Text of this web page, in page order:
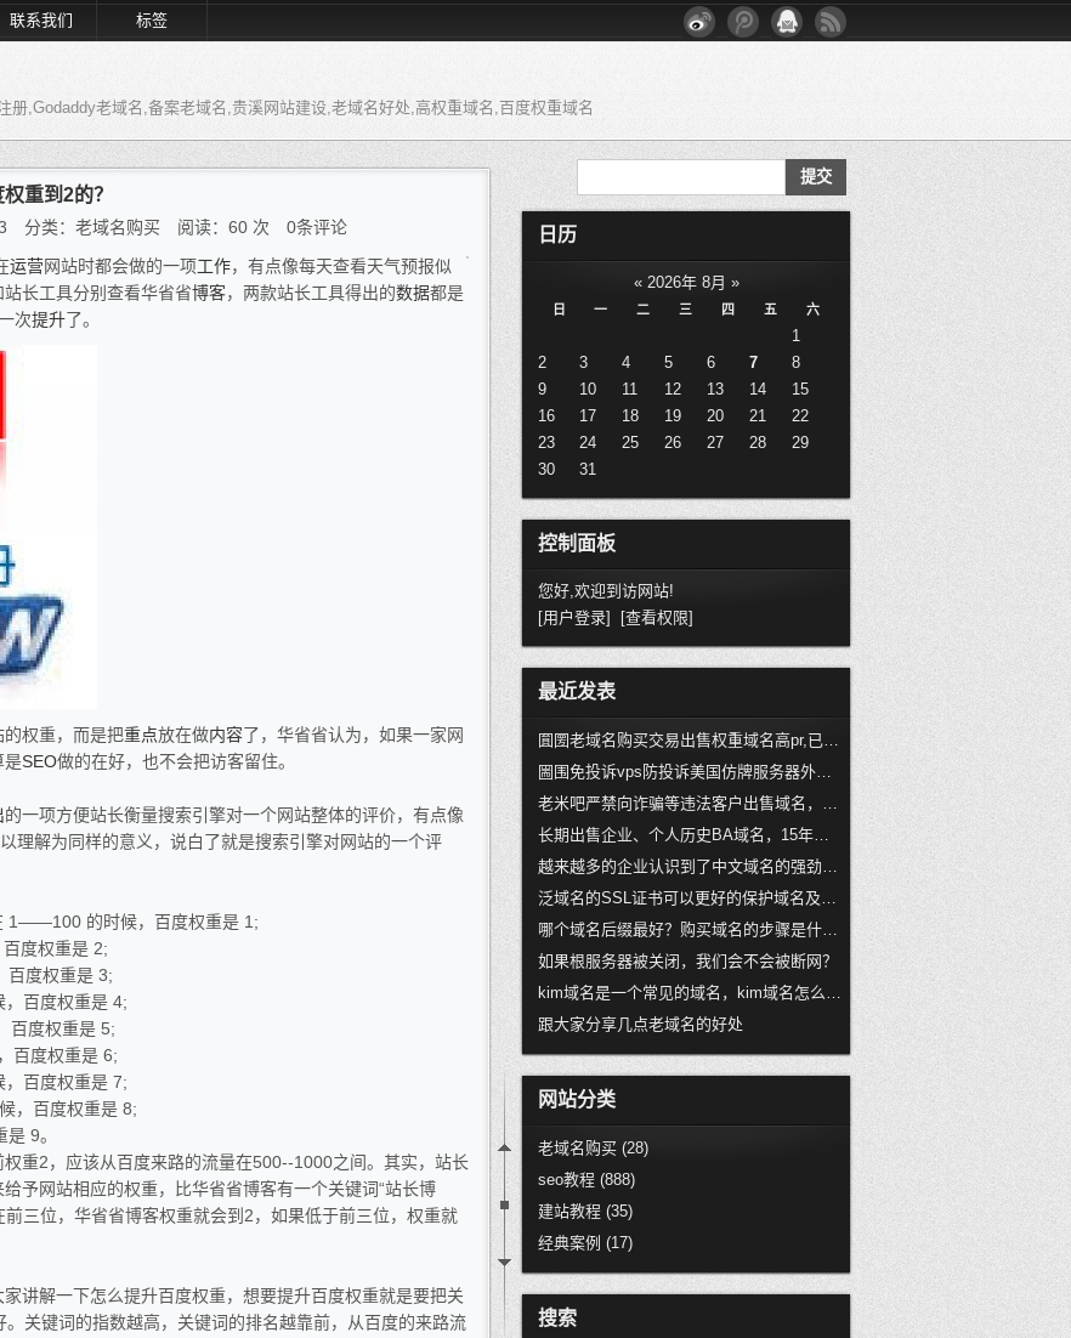
联系我们 标签
册,Godaddy老域名,备案老域名,贵溪网站建设,老域名好处,高权重域名,百度权重域名
重到2的？
分类：老域名购买 阅读： 60 次 0条评论
运营网站时都会做的一项工作，有点像每天查看天气预报似
长工具分别查看华省省博客，两款站长工具得出的数据都是
次提升了。
的权重，而是把重点放在做内容了，华省省认为，如果一家网
是SEO做的在好，也不会把访客留住。
的一项方便站长衡量搜索引擎对一个网站整体的评价，有点像
理解为同样的意义，说白了就是搜索引擎对网站的一个评
的时候，百度权重是 1;
度权重是 2;
度权重是 3;
百度权重是 4;
度权重是 5;
度权重是 6;
百度权重是 7;
百度权重是 8;
9。
2，应该从百度来路的流量在500--1000之间。其实，站长
予网站相应的权重，比华省省博客有一个关键词“站长博
前三位，华省省博客权重就会到2，如果低于前三位，权重就
解一下怎么提升百度权重，想要提升百度权重就是要把关
关键词的指数越高，关键词的排名越靠前，从百度的来路流
日历
« 2026年 8月 »
日 一 二 三 四 五 六
1
2
3 4 5 6 7
8
9
10 11 12 13 14
15
16
17 18 19 20 21
22
23
24 25 26 27 28
29
30
31
控制面板
您好,欢迎到访网站!
[用户登录]
[查看权限]
最近发表
圎圐老域名购买交易出售权重域名高pr,已备案域名,百度域名,百度搜狗收录域名,外链反链域名
圌围免投诉vps防投诉美国仿牌服务器外贸仿牌vps推荐仿牌空间主机,国外欧洲荷兰抗投诉服务器主机空间
老米吧严禁向诈骗等违法客户出售域名，国内在严打诈骗
长期出售企业、个人历史BA域名，15年以上老域名，外链权重域名
越来越多的企业认识到了中文域名的强劲发展趋势
泛域名的SSL证书可以更好的保护域名及旗下子域名，如何申请？
哪个域名后缀最好？购买域名的步骤是什么？
如果根服务器被关闭，我们会不会被断网？
kim域名是一个常见的域名，kim域名怎么样？
跟大家分享几点老域名的好处
网站分类
老域名购买 (28)
seo教程 (888)
建站教程 (35)
经典案例 (17)
搜索